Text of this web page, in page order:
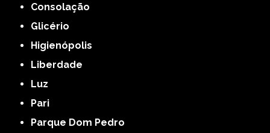
Consolação
Glicério
Higienópolis
Liberdade
Luz
Pari
Parque Dom Pedro